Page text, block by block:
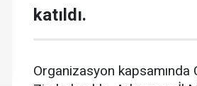
katıldı.
Organizasyon